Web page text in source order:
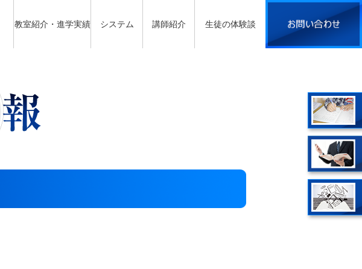
生徒の体験談
講師紹介
システム
教室紹介・進学実績